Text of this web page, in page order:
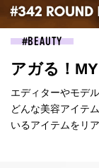
BEAUTY
アガる！
エディターやモデ
どんな美容アイテ
いるアイテムをリ